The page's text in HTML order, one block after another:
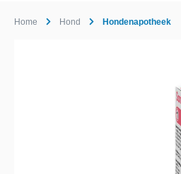
Home Hond Hondenapotheek